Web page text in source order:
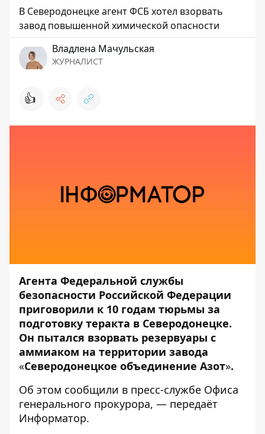
В Северодонецке агент ФСБ хотел взорвать
завод повышенной химической опасности
Владлена Мачульская
ЖУРНАЛИСТ
👍
Агента Федеральной службы
безопасности Российской Федерации
приговорили к 10 годам тюрьмы за
подготовку теракта в Северодонецке.
Он пытался взорвать резервуары с
аммиаком на территории завода
«Северодонецкое объединение Азот».
Об этом сообщили в пресс-службе Офиса
генерального прокурора, — передаёт
Информатор.